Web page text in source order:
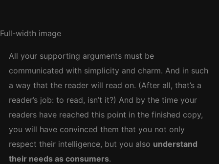
Full-width image
All your supporting arguments must be
communicated with simplicity and charm. And in such
a way that the reader will read on. (After all, that’s a
reader’s job: to read, isn’t it?) And by the time your
readers have reached this point in the finished copy,
you will have convinced them that you not only
respect their intelligence, but you also understand
their needs as consumers.